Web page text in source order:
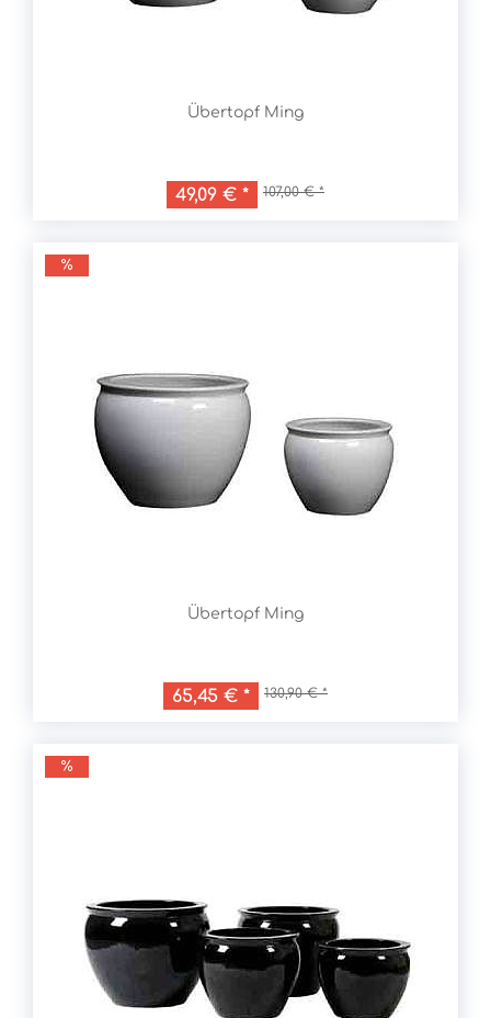
Übertopf Ming
107,00 € *
49,09 € *
Übertopf Ming
130,90 € *
65,45 € *